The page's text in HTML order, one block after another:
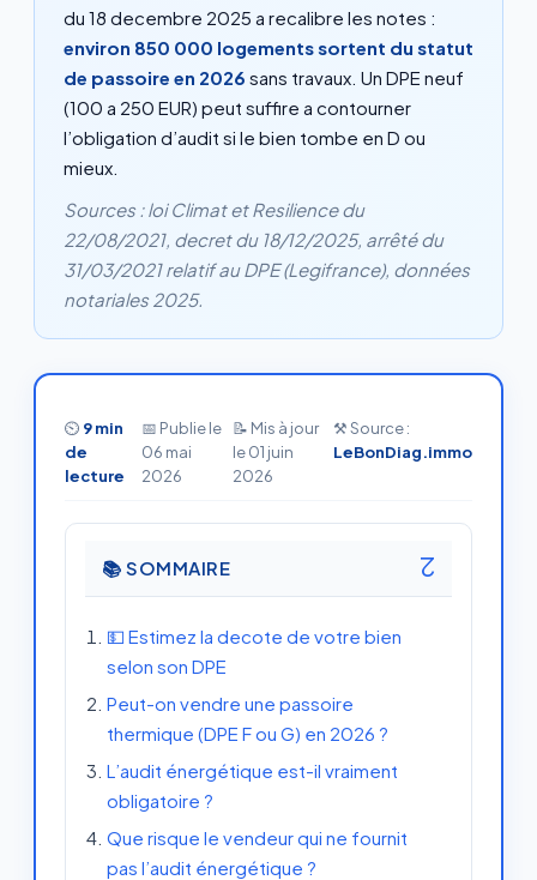
du 18 decembre 2025 a recalibre les notes :
environ 850 000 logements sortent du statut
de passoire en 2026 sans travaux. Un DPE neuf
(100 a 250 EUR) peut suffire a contourner
l’obligation d’audit si le bien tombe en D ou
mieux.
Sources : loi Climat et Resilience du
22/08/2021, decret du 18/12/2025, arrêté du
31/03/2021 relatif au DPE (Legifrance), données
notariales 2025.
⏲ 9 min
de
lecture
📅 Publie le
06 mai
2026
📝 Mis à jour
le 01 juin
2026
⚒ Source :
LeBonDiag.immo
📚 SOMMAIRE
💵 Estimez la decote de votre bien
selon son DPE
Peut-on vendre une passoire
thermique (DPE F ou G) en 2026 ?
L’audit énergétique est-il vraiment
obligatoire ?
Que risque le vendeur qui ne fournit
pas l’audit énergétique ?